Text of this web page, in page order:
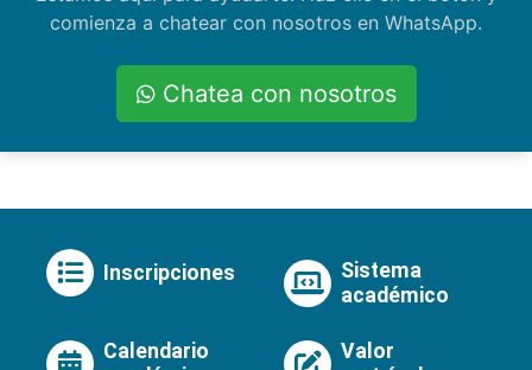
comienza a chatear con nosotros en WhatsApp.
Chatea con nosotros
Inscripciones
Sistema
académico
Calendario
Valor